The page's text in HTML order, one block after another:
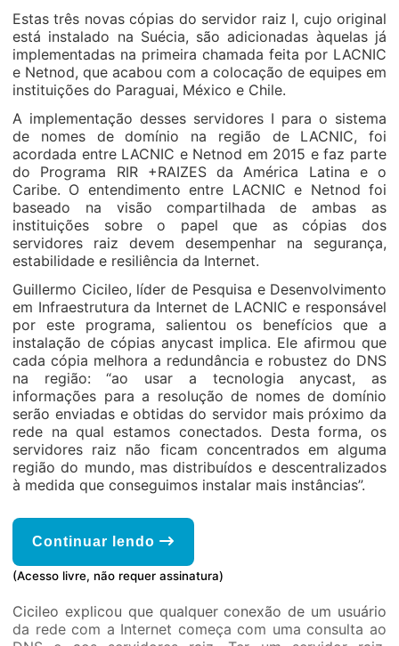
Estas três novas cópias do servidor raiz I, cujo original
está instalado na Suécia, são adicionadas àquelas já
implementadas na primeira chamada feita por LACNIC
e Netnod, que acabou com a colocação de equipes em
instituições do Paraguai, México e Chile.
A implementação desses servidores I para o sistema
de nomes de domínio na região de LACNIC, foi
acordada entre LACNIC e Netnod em 2015 e faz parte
do Programa RIR +RAIZES da América Latina e o
Caribe. O entendimento entre LACNIC e Netnod foi
baseado na visão compartilhada de ambas as
instituições sobre o papel que as cópias dos
servidores raiz devem desempenhar na segurança,
estabilidade e resiliência da Internet.
Guillermo Cicileo, líder de Pesquisa e Desenvolvimento
em Infraestrutura da Internet de LACNIC e responsável
por este programa, salientou os benefícios que a
instalação de cópias anycast implica. Ele afirmou que
cada cópia melhora a redundância e robustez do DNS
na região: “ao usar a tecnologia anycast, as
informações para a resolução de nomes de domínio
serão enviadas e obtidas do servidor mais próximo da
rede na qual estamos conectados. Desta forma, os
servidores raiz não ficam concentrados em alguma
região do mundo, mas distribuídos e descentralizados
à medida que conseguimos instalar mais instâncias”.
Continuar lendo
(Acesso livre, não requer assinatura)
Cicileo explicou que qualquer conexão de um usuário
da rede com a Internet começa com uma consulta ao